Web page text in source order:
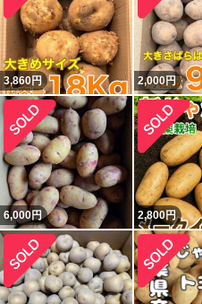
3,860円 2,000円
6,000円 2,800円